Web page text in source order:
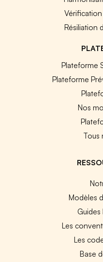
Résiliation
Plateforme
Plateforme
Nos
Tous
Modèles
Guides
Les
Les
Base